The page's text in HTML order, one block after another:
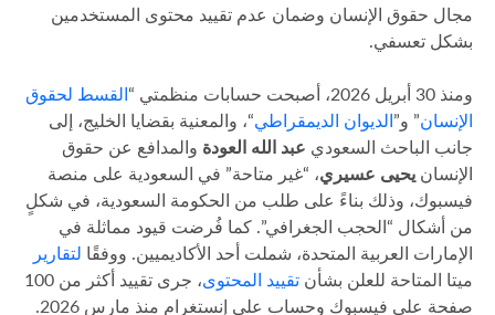
مجال حقوق الإنسان وضمان عدم تقييد محتوى المستخدمين
بشكل تعسفي.
ومنذ 30 أبريل 2026، أصبحت حسابات منظمتي “
القسط لحقوق
الإنسان” و”الديوان الديمقراطي“، والمعنية بقضايا الخليج، إلى
جانب الباحث السعودي عبد الله العودة والمدافع عن حقوق
الإنسان يحيى عسيري، “غير متاحة” في السعودية على منصة
فيسبوك، وذلك بناءً على طلب من الحكومة السعودية، في شكلٍ
من أشكال “الحجب الجغرافي”. كما فُرضت قيود مماثلة في
الإمارات العربية المتحدة، شملت أحد الأكاديميين. ووفقًا لتقارير
ميتا المتاحة للعلن بشأن تقييد المحتوى
، جرى تقييد أكثر من 100